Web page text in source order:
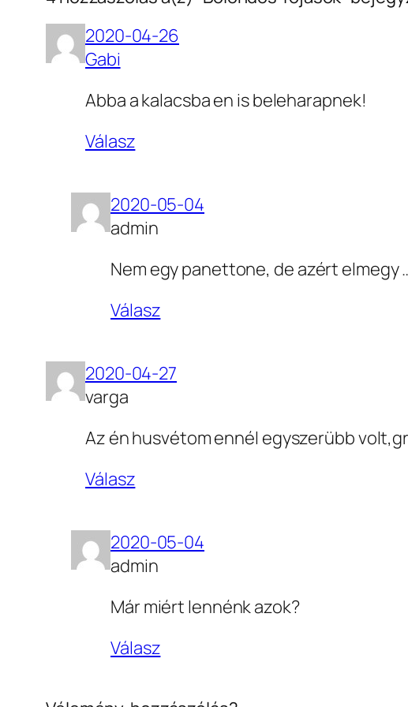
2020-04-26
Gabi
Abba a kalacsba en is beleharapnek!
Válasz
2020-05-04
admin
Nem egy panettone, de azért elmegy
Válasz
2020-04-27
varga
Az én husvétom ennél egyszerübb
Válasz
2020-05-04
admin
Már miért lennénk azok?
Válasz